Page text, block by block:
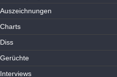
Auszeichnungen
Charts
Diss
Gerüchte
Interviews